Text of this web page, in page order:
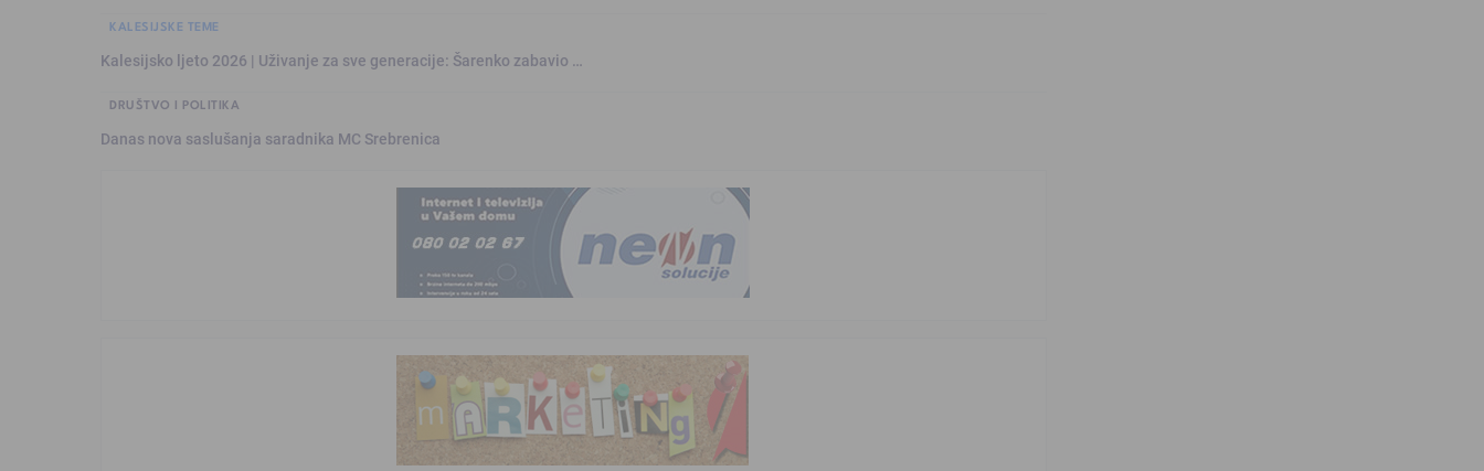
KALESIJSKE TEME
Kalesijsko ljeto 2026 | Uživanje za sve generacije: Šarenko zabavio …
DRUŠTVO I POLITIKA
Danas nova saslušanja saradnika MC Srebrenica